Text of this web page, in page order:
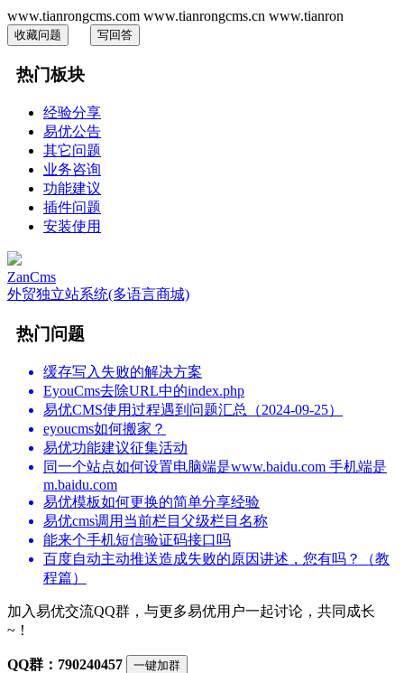
www.tianrongcms.com www.tianrongcms.cn www.tianron
收藏问题 写回答
热门板块
经验分享
易优公告
其它问题
业务咨询
功能建议
插件问题
安装使用
ZanCms
外贸独立站系统(多语言商城)
热门问题
缓存写入失败的解决方案
EyouCms去除URL中的index.php
易优CMS使用过程遇到问题汇总（2024-09-25）
eyoucms如何搬家？
易优功能建议征集活动
同一个站点如何设置电脑端是www.baidu.com 手机端是
m.baidu.com
易优模板如何更换的简单分享经验
易优cms调用当前栏目父级栏目名称
能来个手机短信验证码接口吗
百度自动主动推送造成失败的原因讲述，您有吗？（教
程篇）
加入易优交流QQ群，与更多易优用户一起讨论，共同成长
~！
QQ群：790240457 一键加群